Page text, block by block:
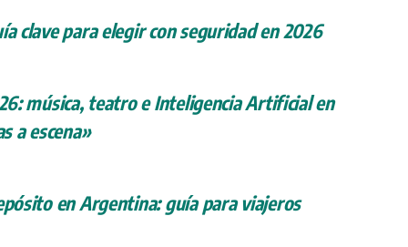
clave para elegir con seguridad en 2026
música, teatro e Inteligencia Artificial en
a escena»
en Argentina: guía para viajeros